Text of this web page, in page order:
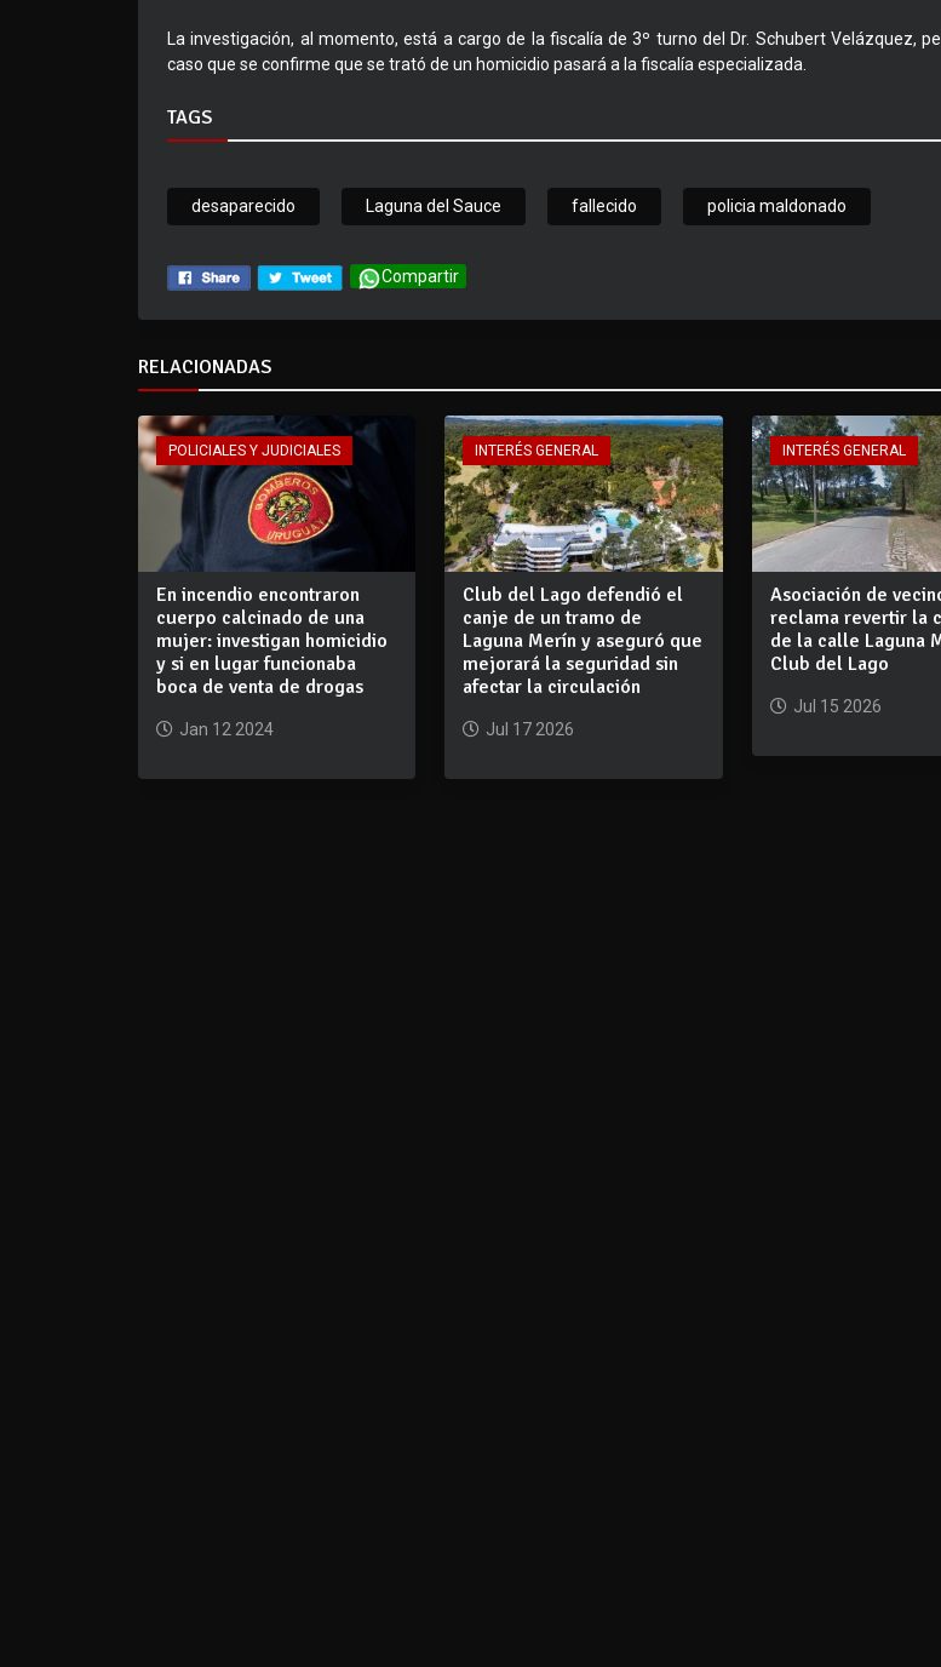
La investigación, al momento, está a cargo de la fiscalía de 3º turno del Dr. Schubert Velázquez,
caso que se confirme que se trató de un homicidio pasará a la fiscalía especializada.
TAGS
desaparecido Laguna del Sauce fallecido policia maldonado
Compartir
RELACIONADAS
POLICIALES Y JUDICIALES
En incendio encontraron
cuerpo calcinado de una
mujer: investigan homicidio
y si en lugar funcionaba
boca de venta de drogas
Jan 12 2024
INTERÉS GENERAL
Club del Lago defendió el
canje de un tramo de
Laguna Merín y aseguró que
mejorará la seguridad sin
afectar la circulación
Jul 17 2026
INTERÉS GENERAL
Asociación de
reclama revertir la
de la calle Laguna
Club del Lago
Jul 15 2026